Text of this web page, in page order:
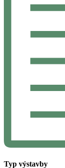
Typ výstavby